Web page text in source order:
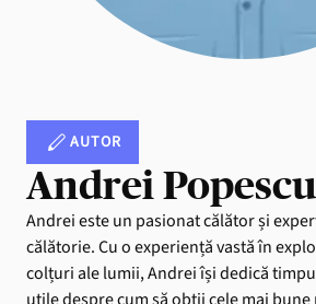
AUTOR
Andrei Popescu
Andrei este un pasionat călător și
călătorie. Cu o experiență vastă în
colțuri ale lumii, Andrei își dedică